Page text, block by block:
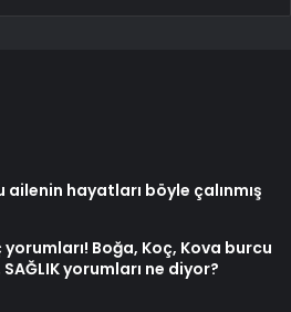
ailenin hayatları böyle çalınmış
Boğa, Koç, Kova burcu
SAĞLIK yorumları ne diyor?